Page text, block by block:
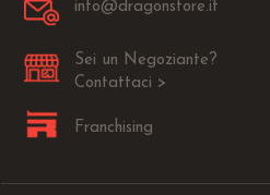
info@dragonstore.it
Sei un Negoziante?
Contattaci >
Franchising